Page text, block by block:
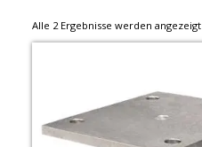
Alle 2 Ergebnisse werden angezeigt